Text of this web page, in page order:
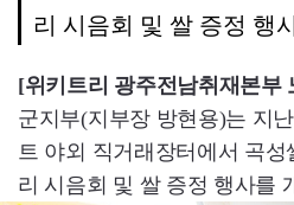
리 시음회 및 쌀 증정 행
[위키트리 광주전남취재본부
군지부(지부장 방현용)는 지
트 야외 직거래장터에서 곡
리 시음회 및 쌀 증정 행사를